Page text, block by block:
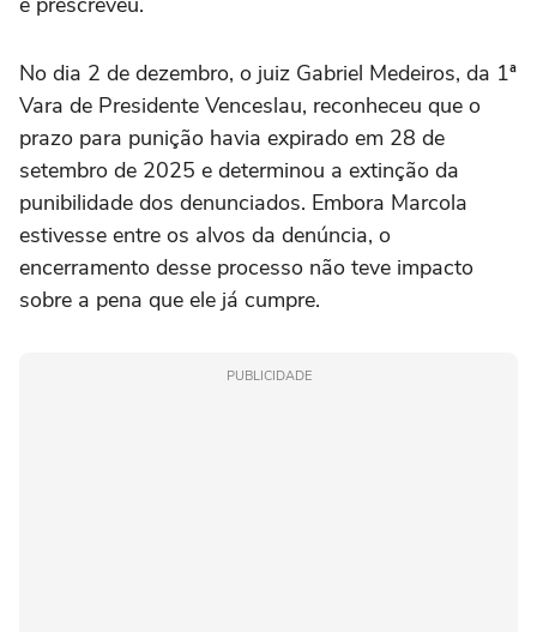
No dia 2 de dezembro, o juiz Gabriel Medeiros, da 1ª
Vara de Presidente Venceslau, reconheceu que o
prazo para punição havia expirado em 28 de
setembro de 2025 e determinou a extinção da
punibilidade dos denunciados. Embora Marcola
estivesse entre os alvos da denúncia, o
encerramento desse processo não teve impacto
sobre a pena que ele já cumpre.
PUBLICIDADE